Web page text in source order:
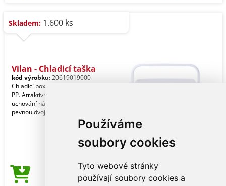
Používáme
soubory cookies
Tyto webové stránky
používají soubory cookies a
Skladem: 1.600 ks
Vilan - Chladicí taška
kód výrobku:20619019000
Chladicí box o objemu 4 l vyrobený z
PP. Atraktivní vintage design pro
uchování nápojů a jídla v chladu, s
pevnou dvojit
Cena od252,58Kč